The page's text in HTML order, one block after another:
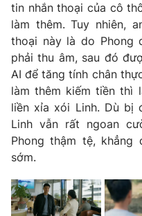
tin nhắn thoại của cô
làm thêm. Tuy nhiên,
thoại này là do Phong
phải thu âm, sau đó
AI để tăng tính chân
làm thêm kiếm tiền thì
liền xỉa xói Linh. Dù bị
Linh vẫn rất ngoan
Phong thậm tệ,
sớm.